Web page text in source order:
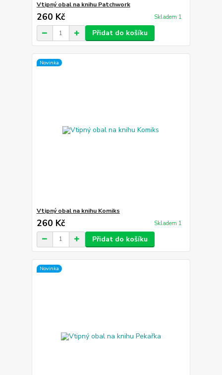
Vtipný obal na knihu Patchwork
260 Kč Skladem 1
Přidat do košíku
Novinka
Vtipný obal na knihu Komiks
260 Kč Skladem 1
Přidat do košíku
Novinka